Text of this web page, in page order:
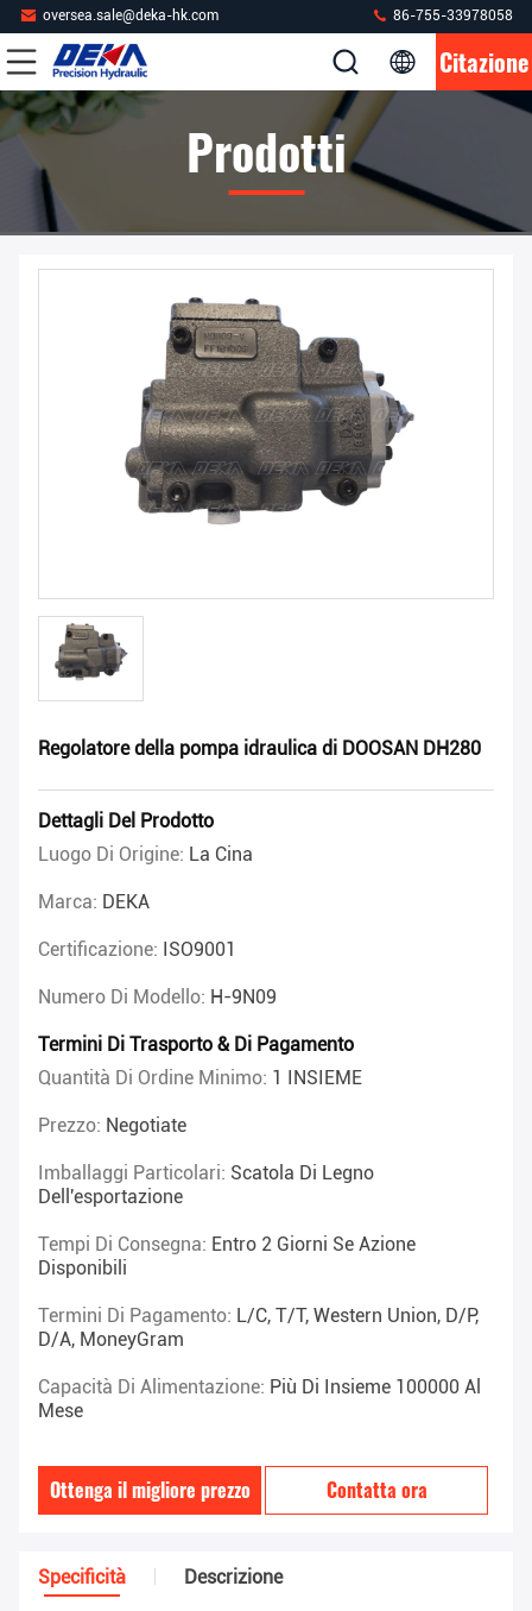
oversea.sale@deka-hk.com 86-755-33978058
Citazione
Prodotti
Regolatore della pompa idraulica di DOOSAN DH280
Dettagli Del Prodotto
Luogo Di Origine: La Cina
Marca: DEKA
Certificazione: ISO9001
Numero Di Modello: H-9N09
Termini Di Trasporto & Di Pagamento
Quantità Di Ordine Minimo: 1 INSIEME
Prezzo: Negotiate
Imballaggi Particolari: Scatola Di Legno
Dell'esportazione
Tempi Di Consegna: Entro 2 Giorni Se Azione
Disponibili
Termini Di Pagamento: L/C, T/T, Western Union, D/P,
D/A, MoneyGram
Capacità Di Alimentazione: Più Di Insieme 100000 Al
Mese
Ottenga il migliore prezzo Contatta ora
Specificità Descrizione